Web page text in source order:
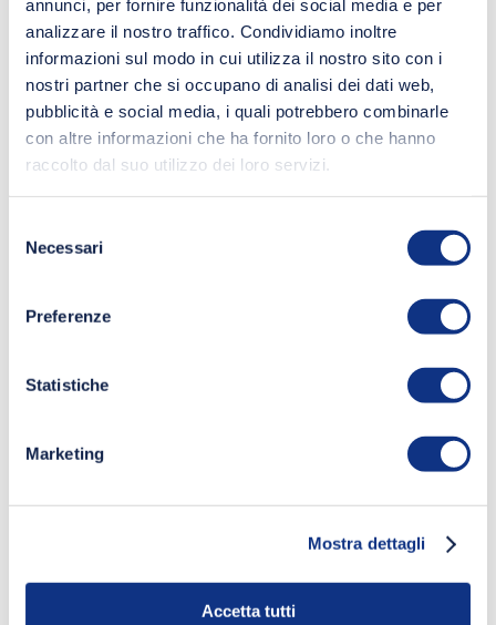
annunci, per fornire funzionalità dei social media e per
analizzare il nostro traffico. Condividiamo inoltre
informazioni sul modo in cui utilizza il nostro sito con i
nostri partner che si occupano di analisi dei dati web,
pubblicità e social media, i quali potrebbero combinarle
con altre informazioni che ha fornito loro o che hanno
raccolto dal suo utilizzo dei loro servizi.
delNecessari
Preferenze
Statistiche
Marketing
Mostra dettagli
Accetta tutti